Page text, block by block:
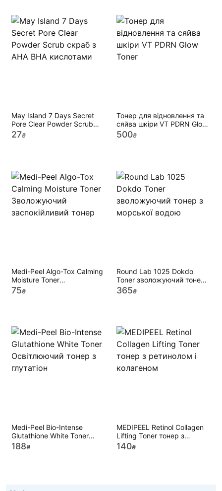
May Island 7 Days Secret
Pore Clear Powder Scrub
скраб з АНА ВНА
27₴
Тонер для відновлення та
сяйва шкіри VT PDRN Glow
Toner
500₴
Medi-Peel Algo-Tox Calming
Moisture Toner
Зволожуючий
заспокійливий тонер
75₴
Round Lab 1025 Dokdo
Toner зволожуючий тонер
з морської водою
365₴
Medi-Peel Bio-Intense
Glutathione White Toner
Освітлюючий тонер з
глутатіон
188₴
MEDIPEEL Retinol Collagen
Lifting Toner тонер з
ретинолом і колагеном
140₴